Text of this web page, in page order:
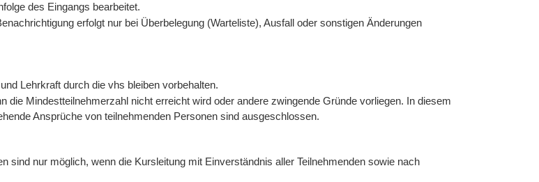
des Eingangs bearbeitet.
erfolgt nur bei Überbelegung (Warteliste), Ausfall oder sonstigen Änderungen
Lehrkraft durch die vhs bleiben vorbehalten.
die Mindestteilnehmerzahl nicht erreicht wird oder andere zwingende Gründe vorliegen. In diesem
Ansprüche von teilnehmenden Personen sind ausgeschlossen.
sind nur möglich, wenn die Kursleitung mit Einverständnis aller Teilnehmenden sowie nach